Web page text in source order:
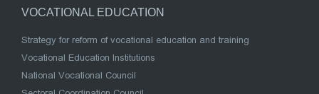
VOCATIONAL EDUCATION
Strategy for reform of vocational education and training
Vocational Education Institutions
National Vocational Council